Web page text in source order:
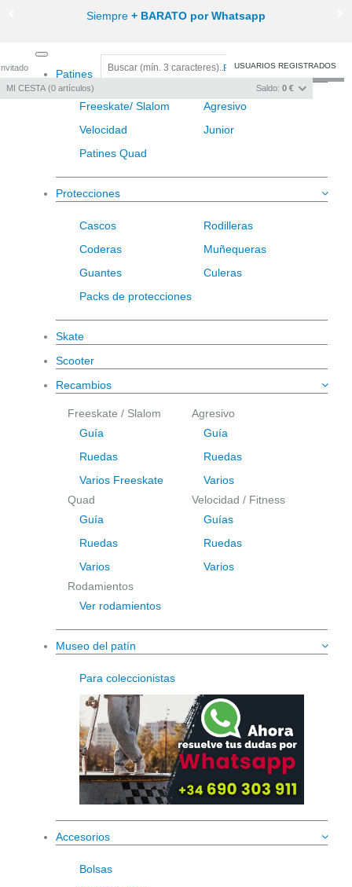
Siempre+ BARATO por Whatsapp
Registro/Iniciar sesión
MI CESTA 0 artículos Saldo: 0 €
USUARIOS REGISTRADOS
navigation
Patines
Freeskate/ Slalom
Agresivo
Velocidad
Junior
Patines Quad
Protecciones
Cascos
Rodilleras
Coderas
Muñequeras
Guantes
Culeras
Packs de protecciones
Skate
Scooter
Recambios
Freeskate / Slalom
Guía
Ruedas
Varios Freeskate
Agresivo
Guía
Ruedas
Varios
Quad
Guía
Ruedas
Varios
Velocidad / Fitness
Guías
Ruedas
Varios
Rodamientos
Ver rodamientos
Museo del patín
Para coleccionistas
Accesorios
Bolsas